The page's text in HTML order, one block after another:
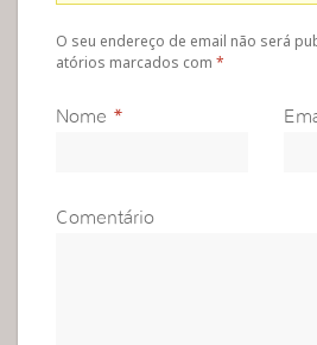
O seu endereço de email não será
atórios marcados com*
Nome *
Comentário